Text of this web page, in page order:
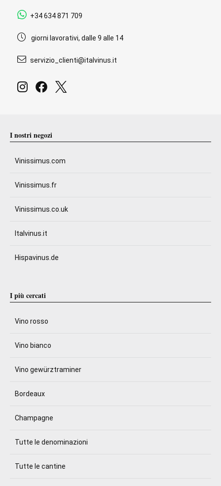
+34 634 871 709
giorni lavorativi, dalle 9 alle 14
servizio_clienti@italvinus.it
I nostri negozi
Vinissimus.com
Vinissimus.fr
Vinissimus.co.uk
Italvinus.it
Hispavinus.de
I più cercati
Vino rosso
Vino bianco
Vino gewürztraminer
Bordeaux
Champagne
Tutte le denominazioni
Tutte le cantine